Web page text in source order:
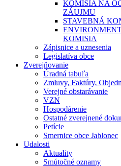
KOMISIA NA
ZÁUJMU
STAVEBNÁ
KOMISIA
Zápisnice a uznesenia
Legislatíva obce
Zverejňovanie
Úradná tabuľa
Zmluvy, Faktúry,
Verejné obstarávanie
VZN
Hospodárenie
Ostatné zverejnené
Petície
Smernice obce Jablonec
Udalosti
Aktuality
Smútočné oznamy